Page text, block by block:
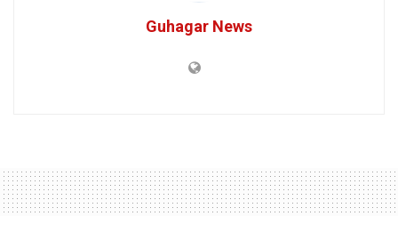
Guhagar News